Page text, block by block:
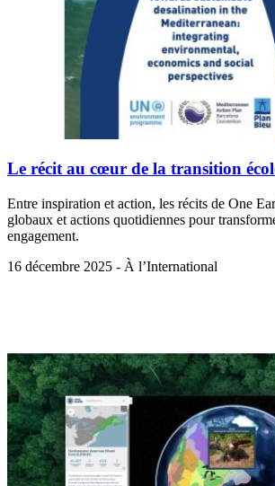
Le récit au cœur de la transition
Entre inspiration et action, les récits de One
globaux et actions quotidiennes pour
engagement.
16 décembre 2025 - À l’International